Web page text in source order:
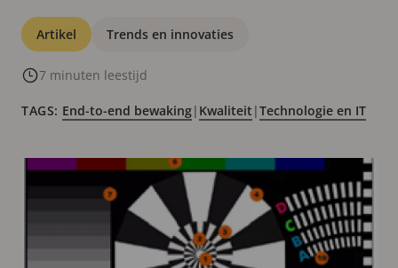
Categorieën
Artikel Trends en innovaties
7 minuten leestijd
TAGS: End-to-end bewaking| Kwaliteit |Technologie en IT